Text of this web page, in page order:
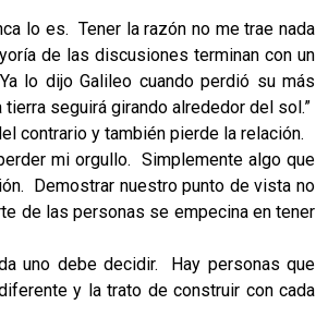
lo es. Tener la razón no me trae nada
de las discusiones terminan con un
lo dijo Galileo cuando perdió su más
seguirá girando alrededor del sol.”
contrario y también pierde la relación.
mi orgullo. Simplemente algo que
Demostrar nuestro punto de vista no
de las personas se empecina en tener
uno debe decidir. Hay personas que
y la trato de construir con cada